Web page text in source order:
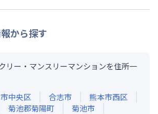
から探す
リー・マンスリーマンションを住所一
中央区 合志市
熊本市西区
菊池郡菊陽町 菊池市